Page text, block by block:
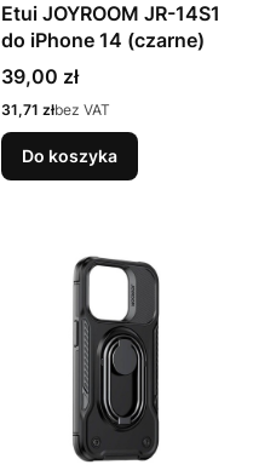
Etui JOYROOM JR-14S1
do iPhone 14 (czarne)
Cena
39,00 zł
Cena
31,71 złbez VAT
Do koszyka